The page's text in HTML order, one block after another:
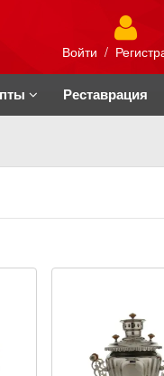
Войти /
Реставрация